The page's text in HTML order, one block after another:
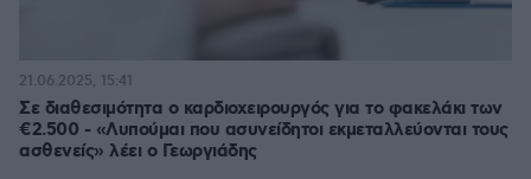
Σε διαθεσιμότητα ο καρδιοχειρουργός για το φακελάκι των
€2.500 - «Λυπούμαι που ασυνείδητοι εκμεταλλεύονται τους
ασθενείς» λέει ο Γεωργιάδης
21.06.2025, 15:41